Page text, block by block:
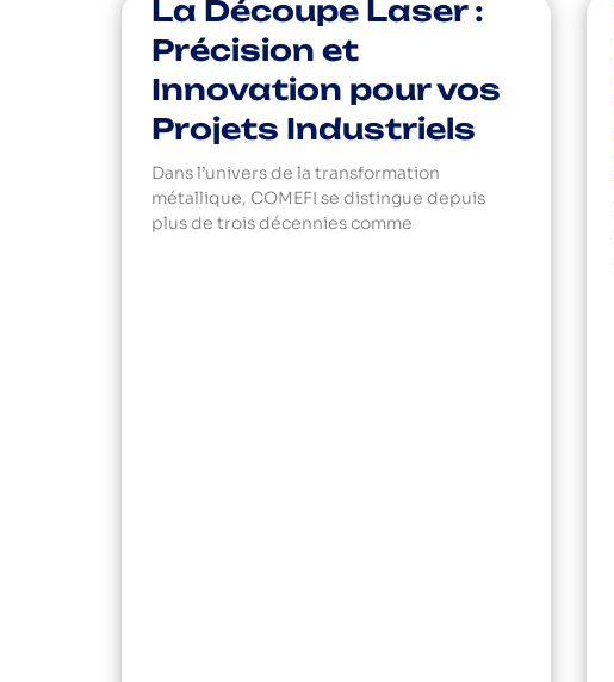
La Découpe Laser :
Précision et
Innovation pour vos
Projets Industriels
Dans l’univers de la transformation
métallique, COMEFI se distingue depuis
plus de trois décennies comme